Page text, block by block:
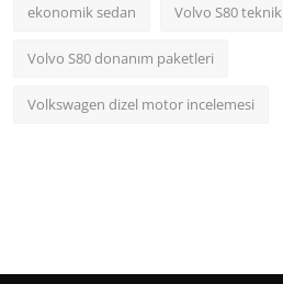
ekonomik sedan Volvo S80
Volvo S80 donanım paketleri
Volkswagen dizel motor incelemesi